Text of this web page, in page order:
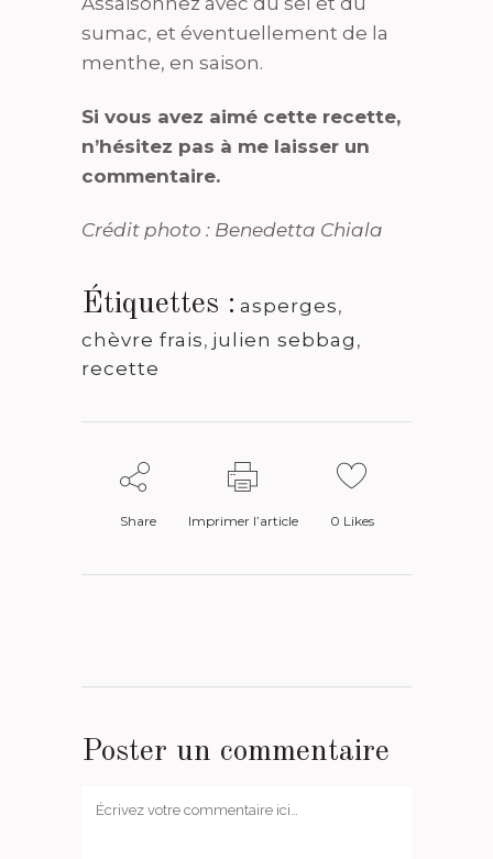
sumac, et éventuellement de la
menthe, en saison.
Si vous avez aimé cette recette,
n’hésitez pas à me laisser un
commentaire.
Crédit photo : Benedetta Chiala
Étiquettes : asperges,
chèvre frais, julien sebbag ,
recette
Share Imprimer l’article 0 Likes
Poster un commentaire